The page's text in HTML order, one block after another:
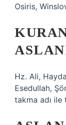
Osiris,
Hz. Ali,
Esedullah,
takma adı ile